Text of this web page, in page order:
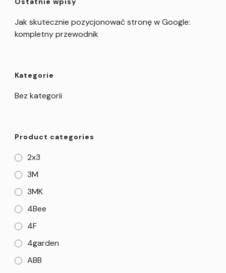
Jak skutecznie pozycjonować stronę w Google:
kompletny przewodnik
Kategorie
Bez kategorii
Product categories
2x3
3M
3MK
4Bee
4F
4garden
ABB